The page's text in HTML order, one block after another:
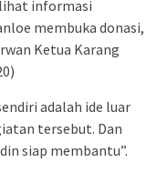
informasi
membuka donasi,
Ketua Karang
adalah ide luar
tersebut. Dan
siap membantu”.